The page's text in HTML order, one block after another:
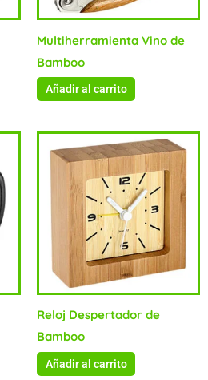
Multiherramienta Vino de
Bamboo
Añadir al carrito
Reloj Despertador de
Bamboo
Añadir al carrito